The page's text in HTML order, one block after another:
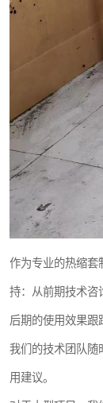
作为专业的热缩套
持：从前期技术咨
后期的使用效果跟
我们的技术团队随
用建议。